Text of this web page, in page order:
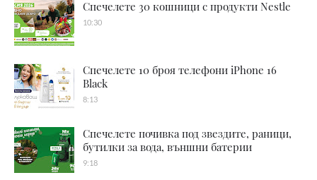
Спечелете 30 кошници с продукти Nestle
10:30
Спечелете 10 броя телефони iPhone 16
Black
8:13
Спечелете почивка под звездите, раници,
бутилки за вода, външни батерии
9:18